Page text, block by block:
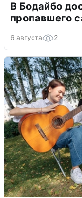
В Бодайбо
пропавшего
6 августа 2